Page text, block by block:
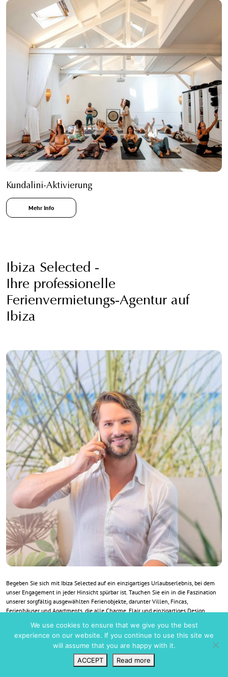
Kundalini-Aktivierung
Mehr Info
Ibiza Selected -
Ihre professionelle
Ferienvermietungs-Agentur auf
Ibiza
Begeben Sie sich mit Ibiza Selected auf ein einzigartiges Urlaubserlebnis, bei dem
unser Engagement in jeder Hinsicht spürbar ist. Tauchen Sie ein in die Faszination
unserer sorgfältig ausgewählten Ferienobjekte, darunter Villen, Fincas,
Ferienhäuser und Apartments, die alle Charme, Flair und einzigartiges Design
Reise nach Ibiza begann im Jahr 2004, angetrieben von unserer Liebe zu dieser
bezaubernden Insel. Seit 2005 leben wir auf der Insel und gründeten 2010 Ibiza
Stellen Sie sich Ihren idealen Urlaub zusammen, indem Sie aus verschiedenen
Größen, Preiskategorien und Zusatzleistungen wählen.
Wunschliste
We use cookies to ensure that we give you the best
experience on our website. If you continue to use this site we
will assume that you are happy with it.
ACCEPT
Read more